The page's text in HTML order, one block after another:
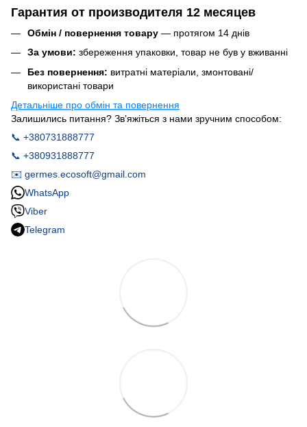
Гарантия от производителя 12 месяцев
Обмін / повернення товару — протягом 14 днів
За умови: збереження упаковки, товар не був у вживанні
Без повернення: витратні матеріали, змонтовані/
використані товари
Детальніше про обмін та повернення
Залишились питання? Зв’яжіться з нами зручним способом:
📞 +380731888777
📞 +380931888777
✉️ germes.ecosoft@gmail.com
WhatsApp
Viber
Telegram